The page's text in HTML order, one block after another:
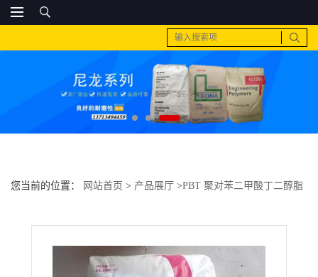
您当前的位置： 网站首页 > 产品展厅 >PBT 聚对苯二甲酸丁二醇脂